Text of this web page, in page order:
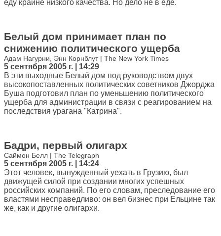
еду крайне низкого качества. Но дело не в еде.
Белый дом принимает план по
снижению политического ущерба
Адам Нагурни, Энн Корнблут | The New York Times
5 сентября 2005 г. | 14:29
В эти выходные Белый дом под руководством двух
высокопоставленных политических советников Джорджа
Буша подготовил план по уменьшению политического
ущерба для администрации в связи с реагированием на
последствия урагана "Катрина".
Бадри, первый олигарх
Саймон Белл | The Telegraph
5 сентября 2005 г. | 14:24
Этот человек, вынужденный уехать в Грузию, был
движущей силой при создании многих успешных
российских компаний. По его словам, преследование его
властями несправедливо: он вел бизнес при Ельцине так
же, как и другие олигархи.